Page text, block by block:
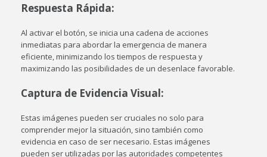
Respuesta Rápida:
Al activar el botón, se inicia una cadena de acciones
inmediatas para abordar la emergencia de manera
eficiente, minimizando los tiempos de respuesta y
maximizando las posibilidades de un desenlace favorable.
Captura de Evidencia Visual:
Estas imágenes pueden ser cruciales no solo para
comprender mejor la situación, sino también como
evidencia en caso de ser necesario. Estas imágenes
pueden ser utilizadas por las autoridades competentes